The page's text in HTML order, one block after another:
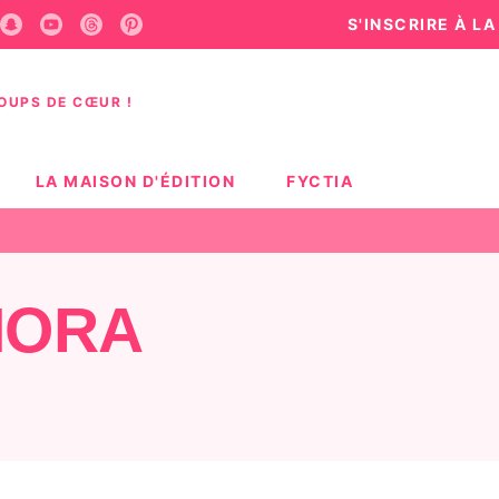
PIED DE PAGE
S'INSCRIRE À
DE CŒUR !
LA MAISON D'ÉDITION FYCTIA